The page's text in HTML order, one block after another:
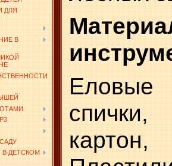
ДЛЯ
В
В ДЕТСКОМ